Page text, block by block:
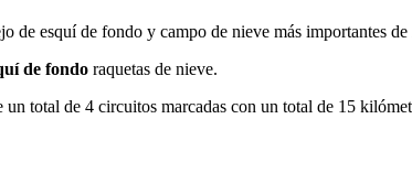
de esquí de fondo y campo de nieve más importantes de
de fondo raquetas de nieve.
total de 4 circuitos marcadas con un total de 15